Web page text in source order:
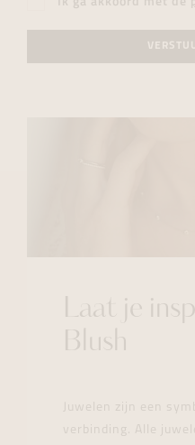
Laat je
Blush
Juwelen zijn een
verbinding. Alle